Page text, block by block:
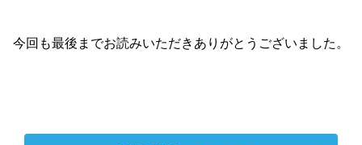
今回も最後までお読みいただきありがとうございました。